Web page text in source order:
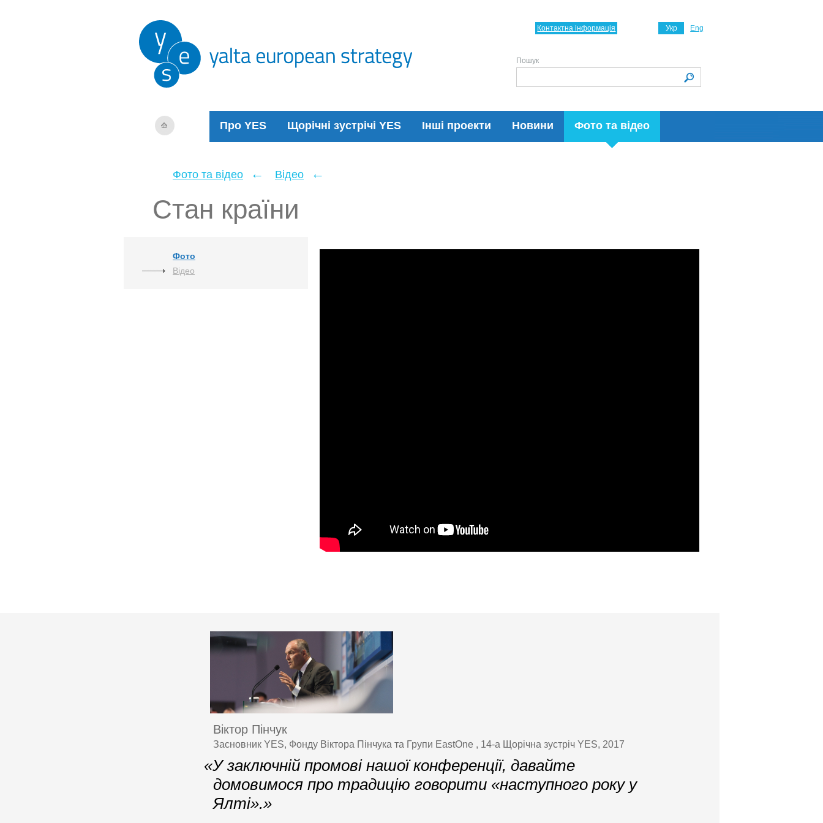
Про YES Щорічні зустрічі YES Інші проекти Новини Фото та відео
Укр Eng
Контактна інформація
Пошук
Фото та відео ← Відео ←
Стан країни
Фото
Відео
Віктор Пінчук
Засновник YES, Фонду Віктора Пінчука та Групи EastOne , 14-а Щорічна зустріч YES, 2017
«У заключній промові нашої конференції, давайте
домовимося про традицію говорити «наступного року у
Ялті».»